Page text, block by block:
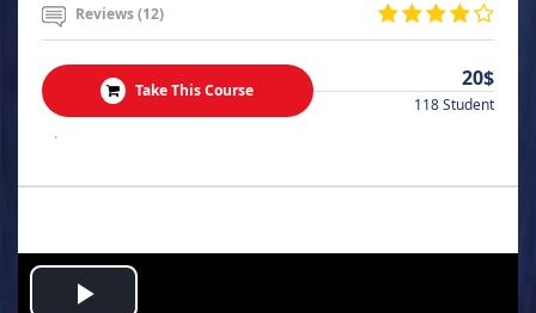
Reviews (12)
Take This Course 20$
118 Student
.